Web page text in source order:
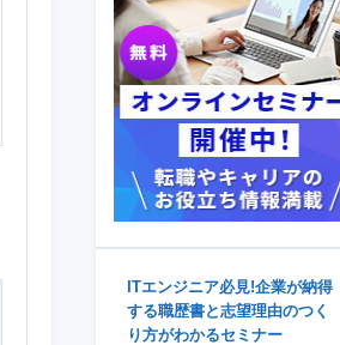
ITエンジニア必見!企業が納得
する職歴書と志望理由のつく
り方がわかるセミナー